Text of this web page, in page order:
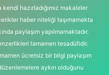
hazırladığımız makaleler
haber niteliği taşımamakta
paylaşım yapılmamaktadır.
tamamen tesadüfidir.
ücretsiz bir bilgi paylaşım
aykırı olduğunu